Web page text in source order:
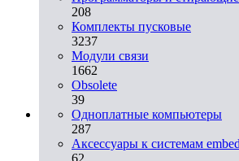
208
Комплекты пусковые
3237
Модули связи
1662
Obsolete
39
Одноплатные компьютеры
287
Аксессуары к системам
62